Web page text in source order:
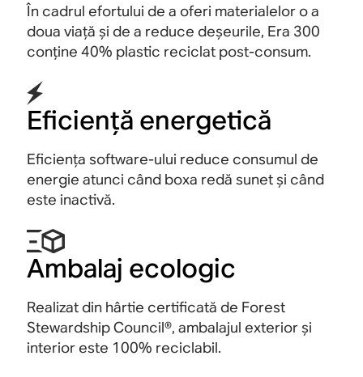
În cadrul efortului de a oferi materialelor o a
doua viață și de a reduce deșeurile, Era 300
conține 40% plastic reciclat post-consum.
Eficiență energetică
Eficiența software-ului reduce consumul de
energie atunci când boxa redă sunet și când
este inactivă.
Ambalaj ecologic
Realizat din hârtie certificată de Forest
Stewardship Council®, ambalajul exterior și
interior este 100% reciclabil.